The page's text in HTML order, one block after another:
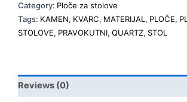
Category: Ploče za stolove
Tags: KAMEN, KVARC, MATERIJAL, PLOČE,
STOLOVE, PRAVOKUTNI, QUARTZ, STOL
Reviews (0)